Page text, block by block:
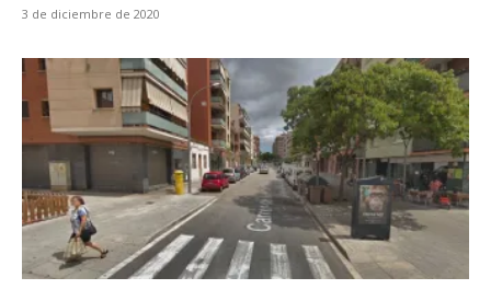
3 de diciembre de 2020